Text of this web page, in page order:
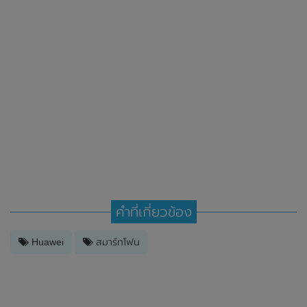
คำที่เกี่ยวข้อง
Huawei สมาร์ทโฟน